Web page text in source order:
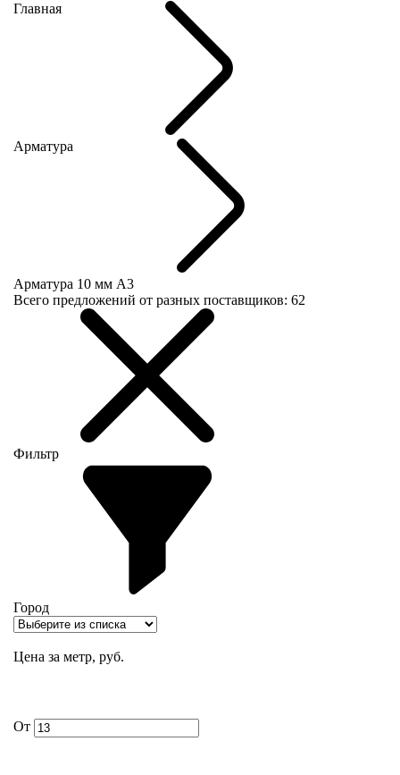
Главная
Арматура
Арматура 10 мм А3
Всего предложений от разных поставщиков: 62
Фильтр
Город
Цена за метр, руб.
От